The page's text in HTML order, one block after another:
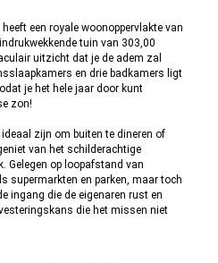
een royale woonoppervlakte van
tuin van 303,00
uitzicht dat je de adem zal
en drie badkamers ligt
je het hele jaar door kunt
zon!
zijn om buiten te dineren of
van het schilderachtige
Gelegen op loopafstand van
supermarkten en parken, maar toch
ingang die de eigenaren rust en
die het missen niet